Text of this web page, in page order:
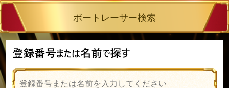
ボートレーサー検索